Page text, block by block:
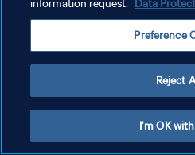
GESTISCI LE TUE PREFERENZE PER I
information request. Data
Preference
Reject
I'm OK